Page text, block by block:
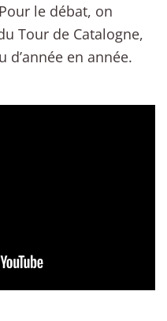
le débat, on
Tour de Catalogne,
d’année en année.